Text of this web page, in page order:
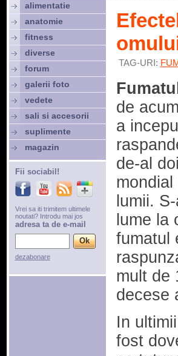
TAG-URI:
Fumatul
de
a
de-al
lumii.
lume la
fumatul
mult de
decese
In
fost
alimentatie
anatomie
fitness
diverse
forum
galerii foto
vedete
sali si accesorii
suplimente
magazin
Fii sociabil!
Vrei sa iti trimitem ultimele
noutati? Introdu mai jos
adresa ta de e-mail
dezabonare